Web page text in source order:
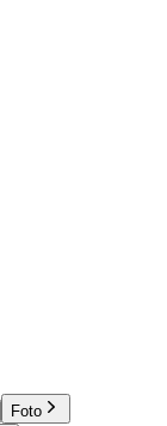
Foto